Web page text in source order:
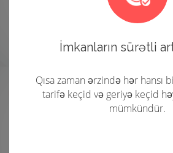
İmkanların sürətli
Qısa zaman ərzində hər hansı
tarifə keçid və geriyə keçid
mümkündür.